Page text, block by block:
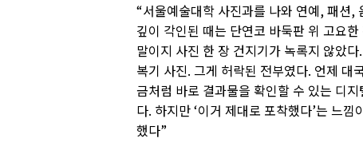
“서울예술대학 사진과를 나와 연예, 패션
깊이 각인된 때는 단연코 바둑판 위 고요
말이지 사진 한 장 건지기가 녹록지 않았
복기 사진. 그게 허락된 전부였다. 언제 대
금처럼 바로 결과물을 확인할 수 있는 디
다. 하지만 ‘이거 제대로 포착했다’는 느
했다”